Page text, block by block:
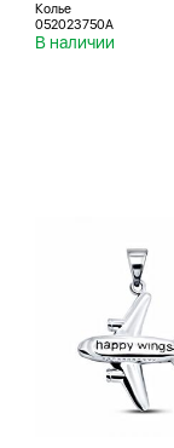
Колье
052023750A
В наличии